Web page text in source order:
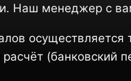
Наш менеджер с
осуществляется
(банковский